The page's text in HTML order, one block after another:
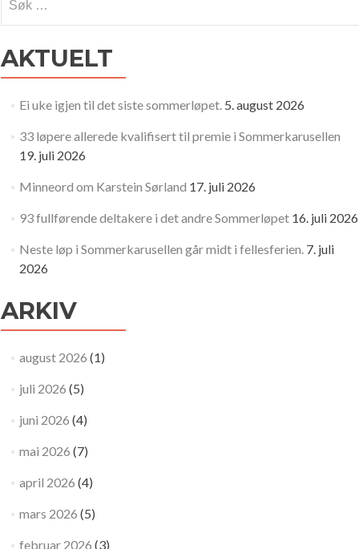
etter:
AKTUELT
Ei uke igjen til det siste sommerløpet. 5. august 2026
33 løpere allerede kvalifisert til premie i Sommerkarusellen
19. juli 2026
Minneord om Karstein Sørland 17. juli 2026
93 fullførende deltakere i det andre Sommerløpet 16. juli 2026
Neste løp i Sommerkarusellen går midt i fellesferien. 7. juli
2026
ARKIV
august 2026 (1)
juli 2026 (5)
juni 2026 (4)
mai 2026 (7)
april 2026 (4)
mars 2026 (5)
februar 2026 (3)